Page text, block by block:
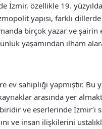
İzmir, özellikle 19.
yapısı, farklı
birçok yazar ve
yaşamından ilham
ev sahipliği yapmıştır. Bu
arasında yer
ve eserlerinde İzmir’i
ve insan ilişkilerini